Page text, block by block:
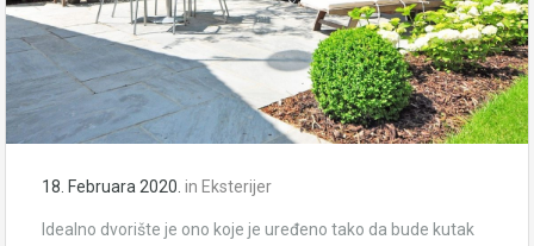
18. Februara 2020. in Eksterijer
Idealno dvorište je ono koje je uređeno tako da bude kutak